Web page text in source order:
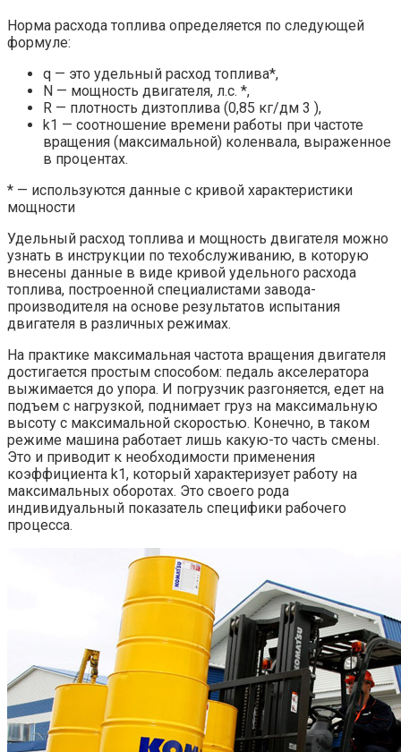
Норма расхода топлива определяется по следующей
формуле:
q — это удельный расход топлива*,
N — мощность двигателя, л.с. *,
R — плотность дизтоплива (0,85 кг/дм 3 ),
k1 — соотношение времени работы при частоте
вращения (максимальной) коленвала, выраженное
в процентах.
* — используются данные с кривой характеристики
мощности
Удельный расход топлива и мощность двигателя можно
узнать в инструкции по техобслуживанию, в которую
внесены данные в виде кривой удельного расхода
топлива, построенной специалистами завода-
производителя на основе результатов испытания
двигателя в различных режимах.
На практике максимальная частота вращения двигателя
достигается простым способом: педаль акселератора
выжимается до упора. И погрузчик разгоняется, едет на
подъем с нагрузкой, поднимает груз на максимальную
высоту с максимальной скоростью. Конечно, в таком
режиме машина работает лишь какую-то часть смены.
Это и приводит к необходимости применения
коэффициента k1, который характеризует работу на
максимальных оборотах. Это своего рода
индивидуальный показатель специфики рабочего
процесса.